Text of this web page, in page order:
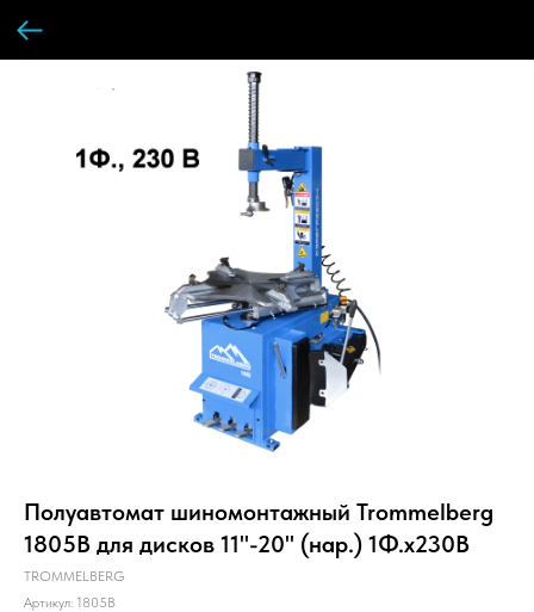
Полуавтомат шиномонтажный Trommelberg
1805B для дисков 11"-20" (нар.) 1Ф.х230В
TROMMELBERG
Артикул: 1805B